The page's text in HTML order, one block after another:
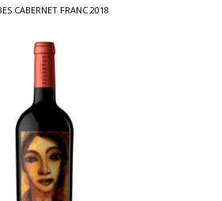
CABERNET FRANC 2018